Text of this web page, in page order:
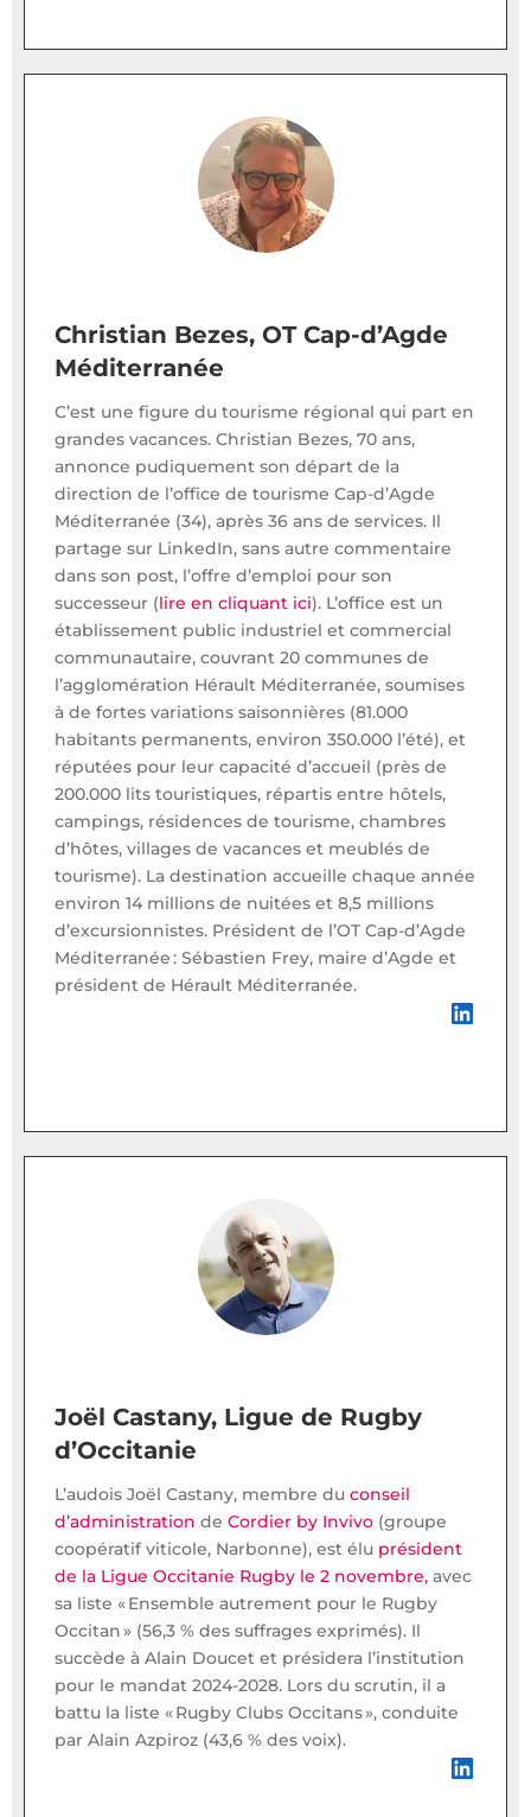
Christian Bezes, OT Cap-d’Agde
Méditerranée
C’est une figure du tourisme régional qui part en
grandes vacances. Christian Bezes, 70 ans,
annonce pudiquement son départ de la
direction de l’office de tourisme Cap-d’Agde
Méditerranée (34), après 36 ans de services. Il
partage sur LinkedIn, sans autre commentaire
dans son post, l’offre d’emploi pour son
successeur (lire en cliquant ici). L’office est un
établissement public industriel et commercial
communautaire, couvrant 20 communes de
l’agglomération Hérault Méditerranée, soumises
à de fortes variations saisonnières (81.000
habitants permanents, environ 350.000 l’été), et
réputées pour leur capacité d’accueil (près de
200.000 lits touristiques, répartis entre hôtels,
campings, résidences de tourisme, chambres
d’hôtes, villages de vacances et meublés de
tourisme). La destination accueille chaque année
environ 14 millions de nuitées et 8,5 millions
d’excursionnistes. Président de l’OT Cap-d’Agde
Méditerranée : Sébastien Frey, maire d’Agde et
président de Hérault Méditerranée.
LinkedIn
Joël Castany, Ligue de Rugby
d’Occitanie
L’audois Joël Castany, membre du conseil
d’administration de Cordier by Invivo (groupe
coopératif viticole, Narbonne), est élu président
de la Ligue Occitanie Rugby le 2 novembre, avec
sa liste « Ensemble autrement pour le Rugby
Occitan » (56,3 % des suffrages exprimés). Il
succède à Alain Doucet et présidera l’institution
pour le mandat 2024-2028. Lors du scrutin, il a
battu la liste « Rugby Clubs Occitans », conduite
par Alain Azpiroz (43,6 % des voix).
LinkedIn